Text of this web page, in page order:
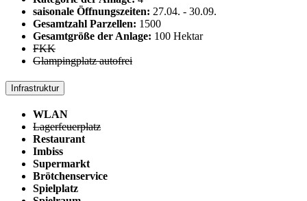
saisonale Öffnungszeiten: 27.04. - 30.09.
Gesamtzahl Parzellen: 1500
Gesamtgröße der Anlage: 100 Hektar
FKK
Glampingplatz autofrei
Infrastruktur
WLAN
Lagerfeuerplatz
Restaurant
Imbiss
Supermarkt
Brötchenservice
Spielplatz